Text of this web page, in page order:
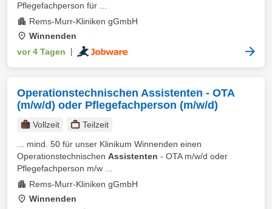
Pflegefachperson für ...
Rems-Murr-Kliniken gGmbH
Winnenden
vor 4 Tagen
Operationstechnischen Assistenten - OTA
(m/w/d) oder Pflegefachperson (m/w/d)
Vollzeit
Teilzeit
... mind. 50 für unser Klinikum Winnenden einen
Operationstechnischen Assistenten - OTA m/w/d oder
Pflegefachperson m/w ...
Rems-Murr-Kliniken gGmbH
Winnenden